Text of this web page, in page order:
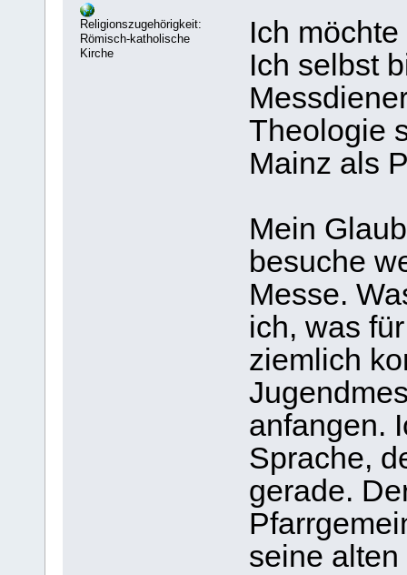
Religionszugehörigkeit:
Römisch-katholische
Kirche
Ich
Ich selbst
Theologie
Mainz als
Mein
besuche
Messe.
ich, was
ziemlich
anfangen.
Sprache,
gerade.
seine